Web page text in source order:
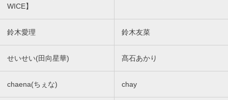
WICE】
鈴木愛理 鈴木友菜
せいせい(田向星華) 髙石あかり
chaena(ちぇな) chay